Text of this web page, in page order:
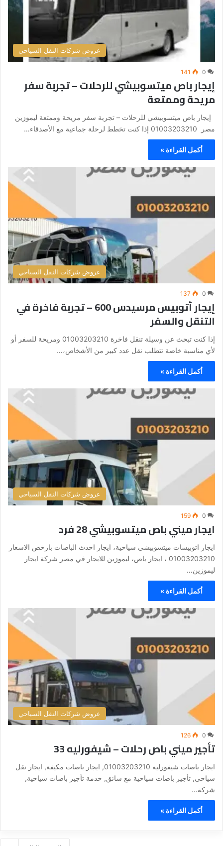
عروض شركات النقل السياحي
0
141
إيجار باص ميتسوبيشي للرحلات – تجربة سفر
مريحة وممتعة
إيجار باص ميتسوبيشي للرحلات – تجربة سفر مريحة وممتعة ليموزين
مصر 01003203210 إذا كنت تخطط لرحلة جماعية مع الأصدقاء…
أكمل القراءة »
عروض شركات النقل السياحي
0
137
إيجار أتوبيس مرسيدس 600 – تجربة فاخرة في
التنقل والسفر
إذا كنت تبحث عن وسيلة تنقل فاخرة 01003203210 ومريحة للسفر أو
لأي مناسبة خاصة تتطلب نقل عدد كبير من الأشخاص،…
أكمل القراءة »
عروض شركات النقل السياحي
0
159
ايجار ميني باص ميتسوبيشي 28 فرد
ايجار اتوبيسات ميتسوبيشي سياحية، ايجار احدث الباصات بارخص الاسعار
01003203210 ، ايجار باص، ليموزين للايجار في مصر شركة ايجار
ليموزين…
أكمل القراءة »
عروض شركات النقل السياحي
0
126
تأجير ميني باص رحلات – شيفورليه 33
ايجار باصات شيفورليه 01003203210, ايجار باصات مكيفة, ايجار نقل
سياحي, تأجير باصات سياحية مع سائق, خدمة تأجير باصات سياحية,
شركة…
أكمل القراءة »